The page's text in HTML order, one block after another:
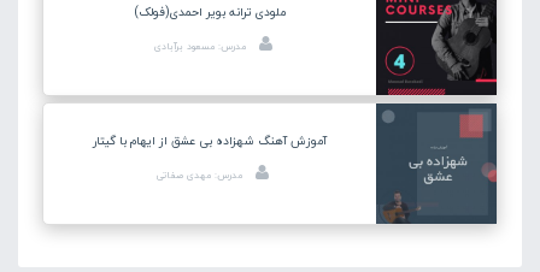
ملودی ترانه بویر احمدی(فولک)
مدرس: مسعود برآبادی
آموزش آهنگ شهزاده بی عشق از ایهام با گیتار
مدرس: مهدی صفاتی